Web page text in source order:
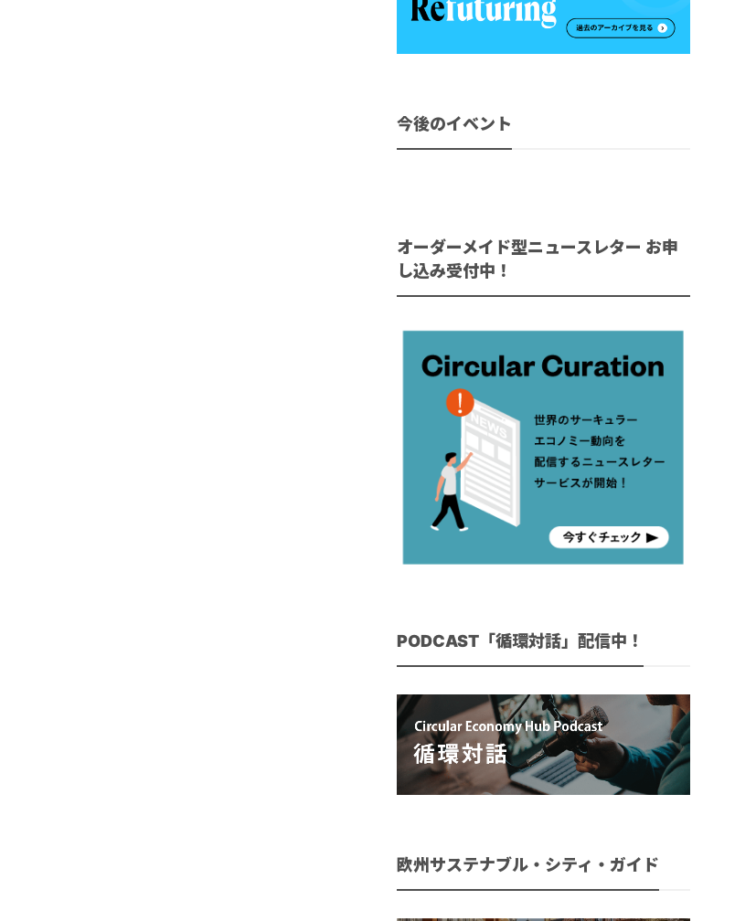
今後のイベント
オーダーメイド型ニュースレター お申
し込み受付中！
PODCAST「循環対話」配信中！
欧州サステナブル・シティ・ガイド